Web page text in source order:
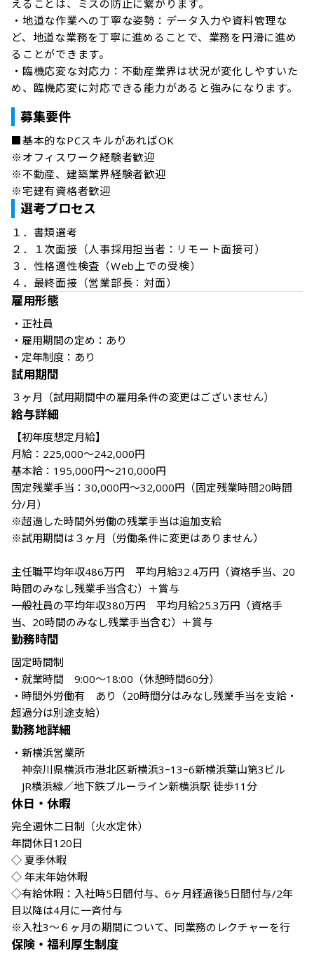
えることは、ミスの防止に繋がります。﻿
・地道な作業への丁寧な姿勢：データ入力や資料管理な
ど、地道な業務を丁寧に進めることで、業務を円滑に進め
ることができます。﻿
・臨機応変な対応力：不動産業界は状況が変化しやすいた
め、臨機応変に対応できる能力があると強みになります。﻿
募集要件
■基本的なPCスキルがあればOK
※オフィスワーク経験者歓迎
※不動産、建築業界経験者歓迎
※宅建有資格者歓迎
選考プロセス
１．書類選考
２．１次面接（人事採用担当者：リモート面接可）
３．性格適性検査（Web上での受検）
４．最終面接（営業部長：対面）
雇用形態
・正社員
・雇用期間の定め：あり
・定年制度：あり
試用期間
３ヶ月（試用期間中の雇用条件の変更はございません）
給与詳細
【初年度想定月給】
月給：225,000～242,000円
基本給：195,000円～210,000円
固定残業手当：30,000円～32,000円（固定残業時間20時間
分/月）
※超過した時間外労働の残業手当は追加支給
※試用期間は３ヶ月（労働条件に変更はありません）
主任職平均年収486万円　平均月給32.4万円（資格手当、20
時間のみなし残業手当含む）＋賞与
一般社員の平均年収380万円　平均月給25.3万円（資格手
当、20時間のみなし残業手当含む）＋賞与
勤務時間
固定時間制
・就業時間　9:00～18:00（休憩時間60分）
・時間外労働有　あり（20時間分はみなし残業手当を支給・
超過分は別途支給）
勤務地詳細
・新横浜営業所
神奈川県横浜市港北区新横浜3ｰ13ｰ6新横浜葉山第3ビル
JR横浜線／地下鉄ブルーライン新横浜駅 徒歩11分
休日・休暇
完全週休二日制（火水定休）
年間休日120日
◇ 夏季休暇
◇ 年末年始休暇
◇有給休暇：入社時5日間付与、6ヶ月経過後5日間付与/2年
目以降は4月に一斉付与
※入社3～６ヶ月の期間について、同業務のレクチャーを行
保険・福利厚生制度